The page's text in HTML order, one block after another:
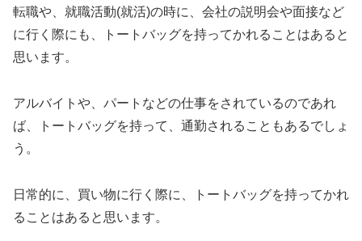
転職や、就職活動(就活)の時に、会社の説明会や面接など
に行く際にも、トートバッグを持ってかれることはあると
思います。
アルバイトや、パートなどの仕事をされているのであれ
ば、トートバッグを持って、通勤されることもあるでしょ
う。
日常的に、買い物に行く際に、トートバッグを持ってかれ
ることはあると思います。